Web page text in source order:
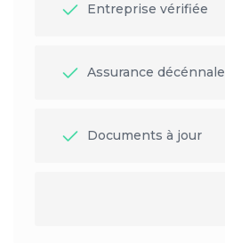
Entreprise vérifiée
Assurance décénnale
Documents à jour